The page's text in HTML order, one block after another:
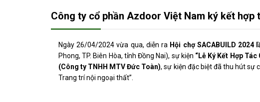
Công ty cổ phần Azdoor Việt Nam ký kết
Ngày 26/04/2024 vừa qua, diễn ra Hội chợ SACABUILD 2024
Phong, TP. Biên Hòa, tỉnh Đồng Nai), sự kiện “Lễ Ký Kết Hợp
(Công ty TNHH MTV Đức Toàn), sự kiện đặc biệt đã thu hút sự
Trang trí nội ngoại thất”.